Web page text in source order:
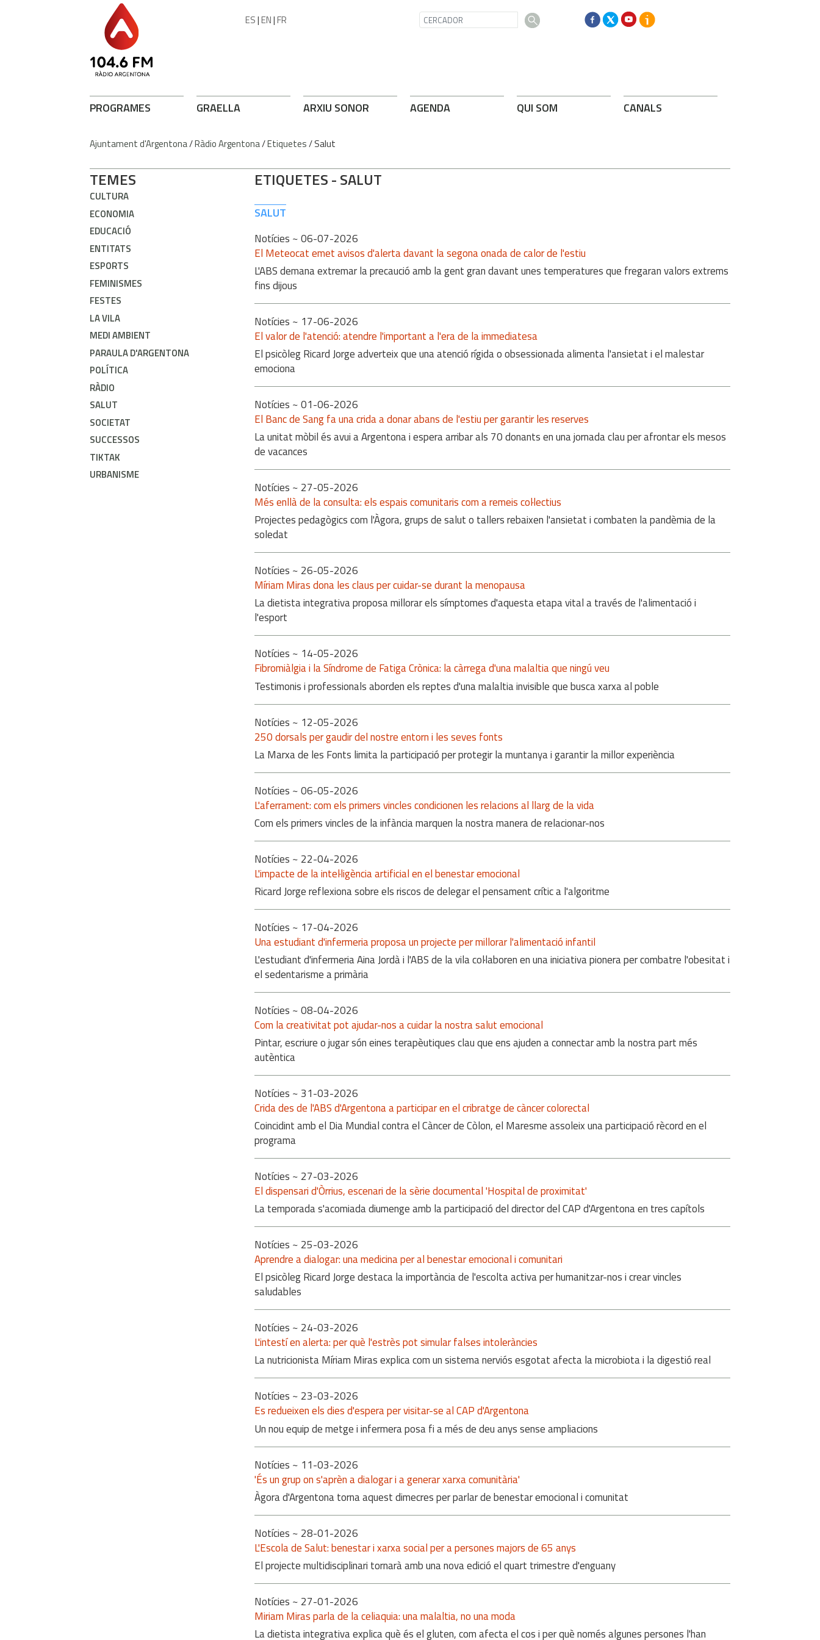
ES|EN|FR
PROGRAMES GRAELLA ARXIU SONOR AGENDA QUI SOM CANALS
Ajuntament d'Argentona/Ràdio Argentona/Etiquetes/Salut
TEMES
CULTURA
ECONOMIA
EDUCACIÓ
ENTITATS
ESPORTS
FEMINISMES
FESTES
LA VILA
MEDI AMBIENT
PARAULA D'ARGENTONA
POLÍTICA
RÀDIO
SALUT
SOCIETAT
SUCCESSOS
TIKTAK
URBANISME
ETIQUETES-SALUT
SALUT
Notícies ~ 06-07-2026
El Meteocat emet avisos d'alerta davant la segona onada de calor de l'estiu
L'ABS demana extremar la precaució amb la gent gran davant unes temperatures que fregaran valors extrems
fins dijous
Notícies ~ 17-06-2026
El valor de l'atenció: atendre l'important a l'era de la immediatesa
El psicòleg Ricard Jorge adverteix que una atenció rígida o obsessionada alimenta l'ansietat i el malestar
emociona
Notícies ~ 01-06-2026
El Banc de Sang fa una crida a donar abans de l'estiu per garantir les reserves
La unitat mòbil és avui a Argentona i espera arribar als 70 donants en una jornada clau per afrontar els mesos
de vacances
Notícies ~ 27-05-2026
Més enllà de la consulta: els espais comunitaris com a remeis col·lectius
Projectes pedagògics com l'Àgora, grups de salut o tallers rebaixen l'ansietat i combaten la pandèmia de la
soledat
Notícies ~ 26-05-2026
Míriam Miras dona les claus per cuidar-se durant la menopausa
La dietista integrativa proposa millorar els símptomes d'aquesta etapa vital a través de l'alimentació i
l'esport
Notícies ~ 14-05-2026
Fibromiàlgia i la Síndrome de Fatiga Crònica: la càrrega d'una malaltia que ningú veu
Testimonis i professionals aborden els reptes d'una malaltia invisible que busca xarxa al poble
Notícies ~ 12-05-2026
250 dorsals per gaudir del nostre entorn i les seves fonts
La Marxa de les Fonts limita la participació per protegir la muntanya i garantir la millor experiència
Notícies ~ 06-05-2026
L'aferrament: com els primers vincles condicionen les relacions al llarg de la vida
Com els primers vincles de la infància marquen la nostra manera de relacionar-nos
Notícies ~ 22-04-2026
L'impacte de la intel·ligència artificial en el benestar emocional
Ricard Jorge reflexiona sobre els riscos de delegar el pensament crític a l'algoritme
Notícies ~ 17-04-2026
Una estudiant d'infermeria proposa un projecte per millorar l'alimentació infantil
L'estudiant d'infermeria Aina Jordà i l'ABS de la vila col·laboren en una iniciativa pionera per combatre l'obesitat i
el sedentarisme a primària
Notícies ~ 08-04-2026
Com la creativitat pot ajudar-nos a cuidar la nostra salut emocional
Pintar, escriure o jugar són eines terapèutiques clau que ens ajuden a connectar amb la nostra part més
autèntica
Notícies ~ 31-03-2026
Crida des de l'ABS d'Argentona a participar en el cribratge de càncer colorectal
Coincidint amb el Dia Mundial contra el Càncer de Còlon, el Maresme assoleix una participació rècord en el
programa
Notícies ~ 27-03-2026
El dispensari d'Òrrius, escenari de la sèrie documental 'Hospital de proximitat'
La temporada s'acomiada diumenge amb la participació del director del CAP d'Argentona en tres capítols
Notícies ~ 25-03-2026
Aprendre a dialogar: una medicina per al benestar emocional i comunitari
El psicòleg Ricard Jorge destaca la importància de l'escolta activa per humanitzar-nos i crear vincles
saludables
Notícies ~ 24-03-2026
L'intestí en alerta: per què l'estrès pot simular falses intoleràncies
La nutricionista Míriam Miras explica com un sistema nerviós esgotat afecta la microbiota i la digestió real
Notícies ~ 23-03-2026
Es redueixen els dies d'espera per visitar-se al CAP d'Argentona
Un nou equip de metge i infermera posa fi a més de deu anys sense ampliacions
Notícies ~ 11-03-2026
'És un grup on s'aprèn a dialogar i a generar xarxa comunitària'
Àgora d'Argentona torna aquest dimecres per parlar de benestar emocional i comunitat
Notícies ~ 28-01-2026
L'Escola de Salut: benestar i xarxa social per a persones majors de 65 anys
El projecte multidisciplinari tornarà amb una nova edició el quart trimestre d'enguany
Notícies ~ 27-01-2026
Miriam Miras parla de la celiaquia: una malaltia, no una moda
La dietista integrativa explica què és el gluten, com afecta el cos i per què només algunes persones l'han